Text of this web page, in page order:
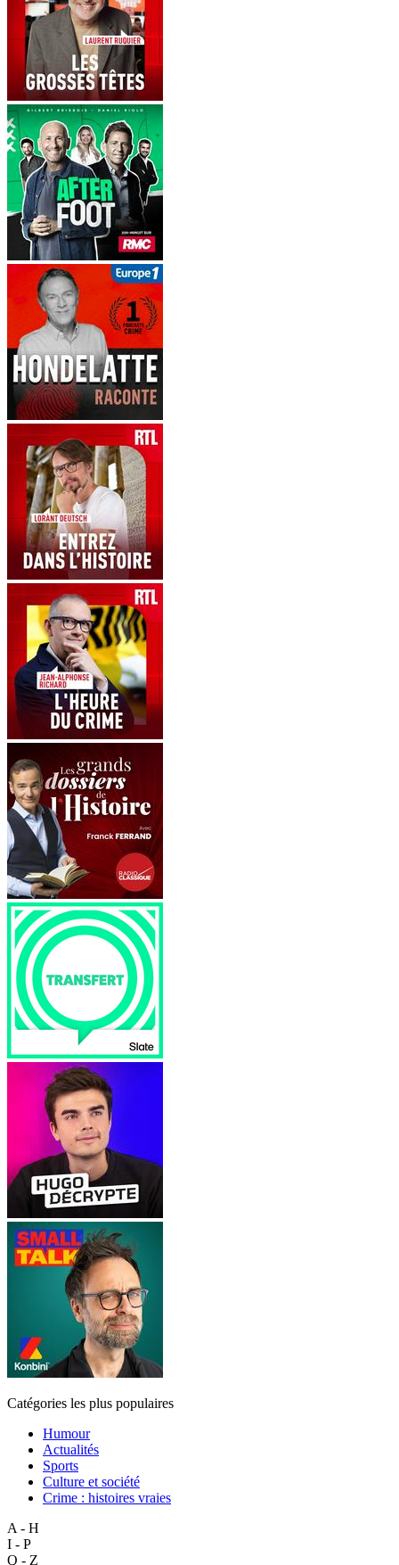
Catégories les plus populaires
Humour
Actualités
Sports
Culture et société
Crime : histoires vraies
A - H
I - P
Q - Z